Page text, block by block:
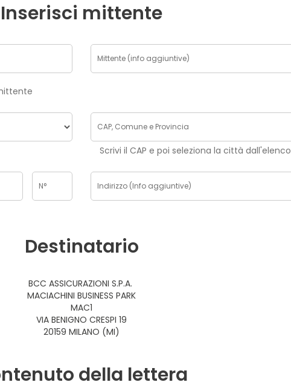
Inserisci mittente
del mittente
Scrivi il CAP e poi seleziona la città dall'elenco
Destinatario
BCC ASSICURAZIONI S.P.A.
MACIACHINI BUSINESS PARK
MAC1
VIA BENIGNO CRESPI 19
20159 MILANO (MI)
della lettera